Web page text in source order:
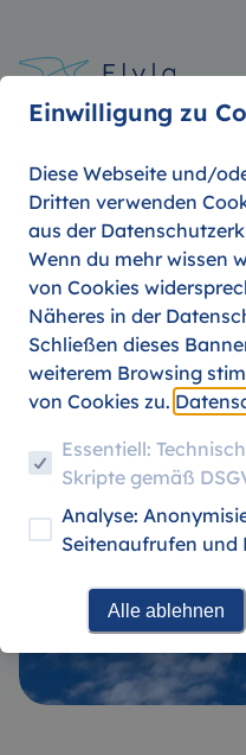
Einwilligung zu
Diese Webseite und/
Dritten verwenden
aus der
Wenn du mehr wissen
von Cookies
Näheres in der
Schließen dieses
weiterem Browsing
von Cookies zu.
Essentiell:
Skripte gemäß
Analyse:
Seitenaufrufen und
Alle ablehnen